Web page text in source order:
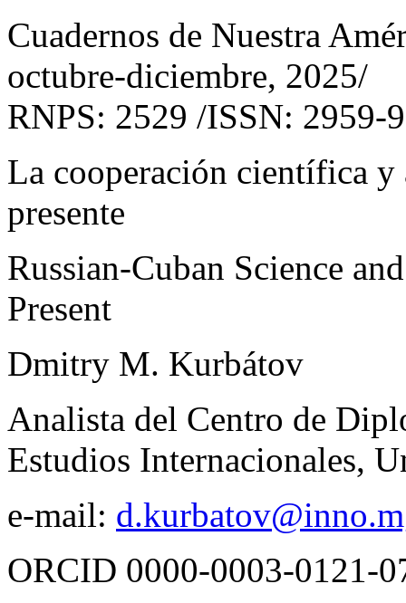
Cuadernos de Nuestra
octubre-diciembre, 2025/
RNPS: 2529 /ISSN: 2959-
La cooperación científica y
presente
Russian-Cuban Science
Present
Dmitry M. Kurbátov
Analista del Centro de
Estudios Internacionales,
e-mail:
ORCID 0000-0003-0121-